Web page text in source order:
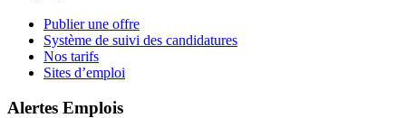
Publier une offre
Système de suivi des candidatures
Nos tarifs
Sites d’emploi
Alertes Emplois